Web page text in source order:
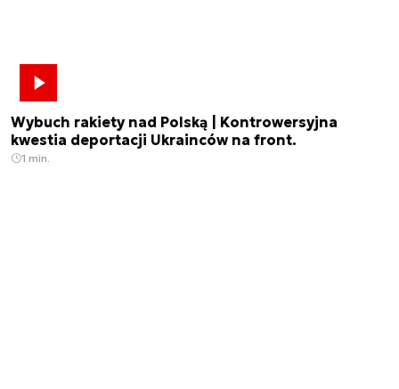
Wybuch rakiety nad Polską | Kontrowersyjna
kwestia deportacji Ukrainców na front.
1 min.